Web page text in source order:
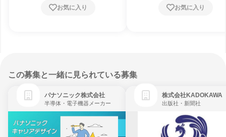
お気に入り お気に入り
この募集と一緒に見られている募集
パナソニック株式会社
半導体・電子機器メーカー
株式会社KADOKAWA
出版社・新聞社